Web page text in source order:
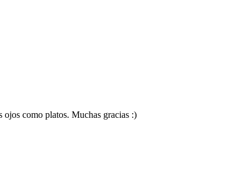
ojos como platos. Muchas gracias :)